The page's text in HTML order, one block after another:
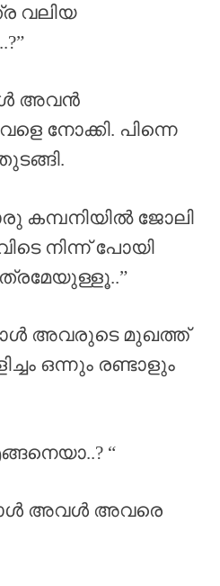
വലിയ
അവൻ
നോക്കി. പിന്നെ
കമ്പനിയിൽ ജോലി
നിന്ന് പോയി
അവരുടെ മുഖത്ത്
ഒന്നും രണ്ടാളും
“
അവൾ അവരെ